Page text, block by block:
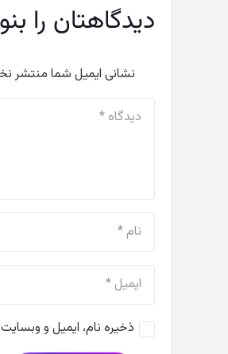
دیدگاهتان را
نشانی ایمیل شما منتشر
ذخیره نام، ایمیل و